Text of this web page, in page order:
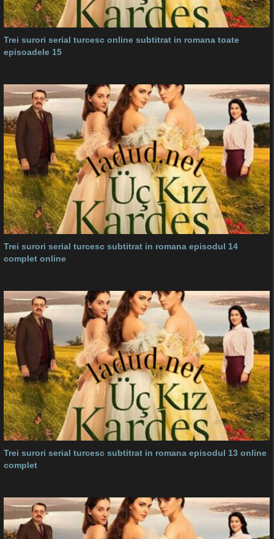
Trei surori serial turcesc online subtitrat in romana toate
episoadele 15
Trei surori serial turcesc subtitrat in romana episodul 14
complet online
Trei surori serial turcesc subtitrat in romana episodul 13 online
complet